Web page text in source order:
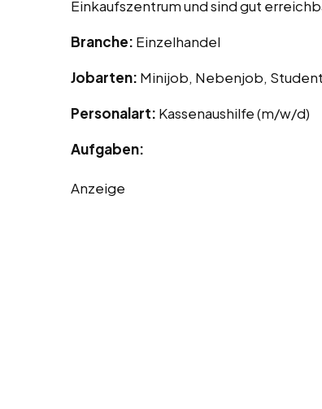
Einkaufszentrum und sind gut
Branche: Einzelhandel
Jobarten: Minijob, Nebenjob,
Personalart: Kassenaushilfe (m/w/d)
Aufgaben:
Anzeige